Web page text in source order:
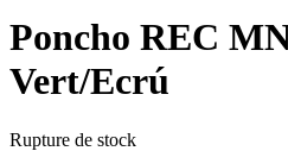
Poncho REC
Vert/Ecrú
Rupture de stock